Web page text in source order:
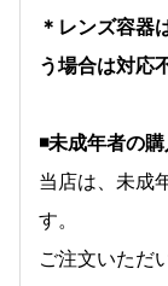
＊レンズ容器
う場合は対応
◾️未成年者の
当店は、未成
す。
ご注文いただ